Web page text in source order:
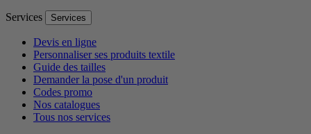
Services Services
Devis en ligne
Personnaliser ses produits textile
Guide des tailles
Demander la pose d'un produit
Codes promo
Nos catalogues
Tous nos services